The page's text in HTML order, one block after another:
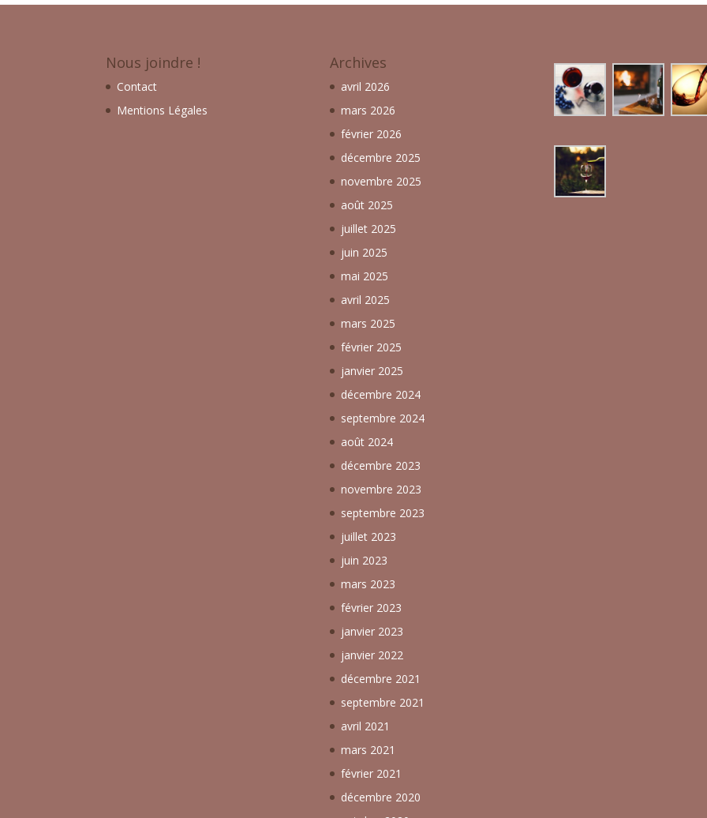
Nous joindre !
Contact
Mentions Légales
Archives
avril 2026
mars 2026
février 2026
décembre 2025
novembre 2025
août 2025
juillet 2025
juin 2025
mai 2025
avril 2025
mars 2025
février 2025
janvier 2025
décembre 2024
septembre 2024
août 2024
décembre 2023
novembre 2023
septembre 2023
juillet 2023
juin 2023
mars 2023
février 2023
janvier 2023
janvier 2022
décembre 2021
septembre 2021
avril 2021
mars 2021
février 2021
décembre 2020